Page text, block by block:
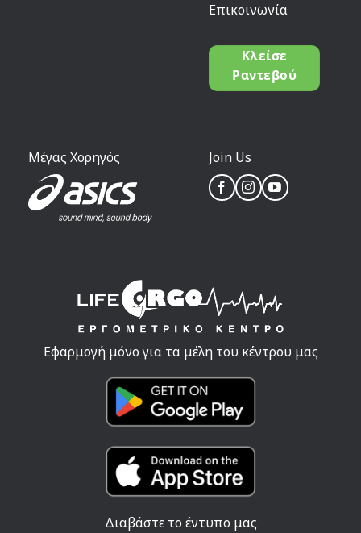
Επικοινωνία
Κλείσε
Ραντεβού
Μέγας Χορηγός Join Us
Εφαρμογή μόνο για τα μέλη του κέντρου μας
Διαβάστε το έντυπο μας